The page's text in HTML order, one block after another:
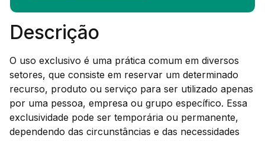
Descrição
O uso exclusivo é uma prática comum em diversos
setores, que consiste em reservar um determinado
recurso, produto ou serviço para ser utilizado apenas
por uma pessoa, empresa ou grupo específico. Essa
exclusividade pode ser temporária ou permanente,
dependendo das circunstâncias e das necessidades